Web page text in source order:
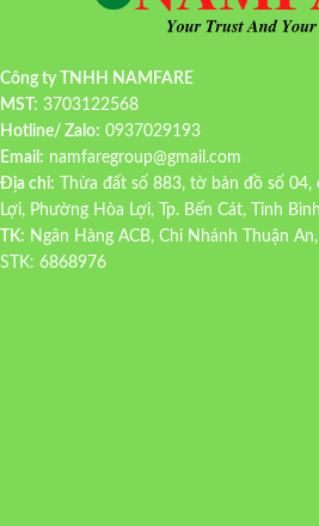
Công ty TNHH NAMFARE
MST: 3703122568
Hotline/ Zalo: 0937029193
Email: namfaregroup@gmail.com
Địa chỉ: Thửa đất số 883, tờ bản đồ số
Lợi, Phường Hòa Lợi, Tp. Bến Cát, Tỉnh
TK: Ngân Hàng ACB, Chi Nhánh Thuận
STK: 6868976